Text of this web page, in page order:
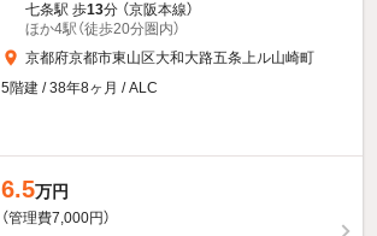
七条駅 歩13分 （京阪本線）
ほか4駅（徒歩20分圏内）
京都府京都市東山区大和大路五条上ル山崎町
5階建 / 38年8ヶ月 / ALC
6.5万円
（管理費7,000円）